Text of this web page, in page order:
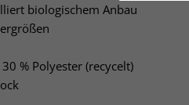
biologischem Anbau
% Polyester (recycelt)